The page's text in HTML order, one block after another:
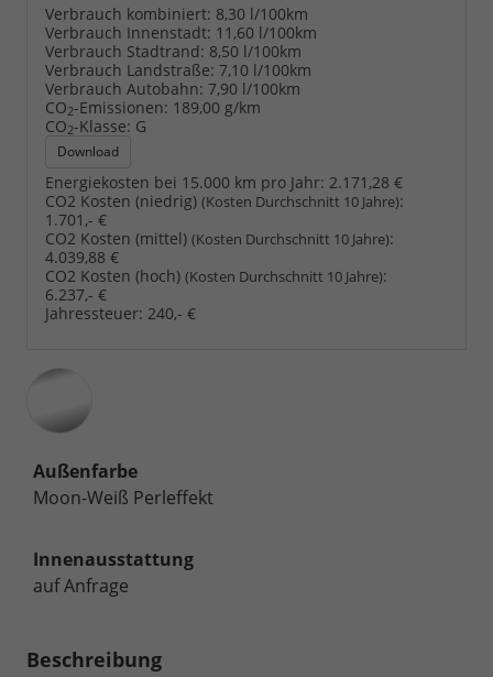
Verbrauch kombiniert: 8,30 l/100km
Verbrauch Innenstadt: 11,60 l/100km
Verbrauch Stadtrand: 8,50 l/100km
Verbrauch Landstraße: 7,10 l/100km
Verbrauch Autobahn: 7,90 l/100km
CO2-Emissionen: 189,00 g/km
CO2-Klasse: G
Download
Energiekosten bei 15.000 km pro Jahr: 2.171,28 €
CO2 Kosten (niedrig) (Kosten Durchschnitt 10 Jahre):
1.701,- €
CO2 Kosten (mittel) (Kosten Durchschnitt 10 Jahre):
4.039,88 €
CO2 Kosten (hoch) (Kosten Durchschnitt 10 Jahre):
6.237,- €
Jahressteuer: 240,- €
Außenfarbe
Moon-Weiß Perleffekt
Innenausstattung
auf Anfrage
Beschreibung